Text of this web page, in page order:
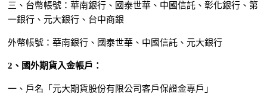
三、台幣帳號：華南銀行、國泰世華、中國信託、彰化銀行、第
一銀行、元大銀行、台中商銀
外幣帳號：華南銀行、國泰世華、中國信託、元大銀行
2、國外期貨入金帳戶：
一、戶名「元大期貨股份有限公司客戶保證金專戶」